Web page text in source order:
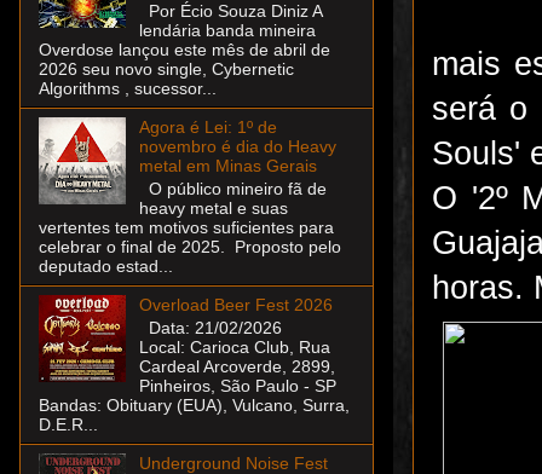
mais
será o
Souls'
O '2º
horas.
Por Écio Souza Diniz A
lendária banda mineira
Overdose lançou este mês de abril de
2026 seu novo single, Cybernetic
Algorithms , sucessor...
Agora é Lei: 1º de
novembro é dia do Heavy
metal em Minas Gerais
O público mineiro fã de
heavy metal e suas
vertentes tem motivos suficientes para
celebrar o final de 2025. Proposto pelo
deputado estad...
Overload Beer Fest 2026
Data: 21/02/2026
Local: Carioca Club, Rua
Cardeal Arcoverde, 2899,
Pinheiros, São Paulo - SP
Bandas: Obituary (EUA), Vulcano, Surra,
D.E.R...
Underground Noise Fest